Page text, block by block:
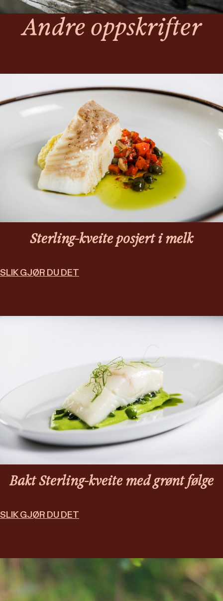
Andre oppskrifter
Sterling-kveite posjert i melk
SLIK GJØR DU DET
Bakt Sterling-kveite med grønt følge
SLIK GJØR DU DET